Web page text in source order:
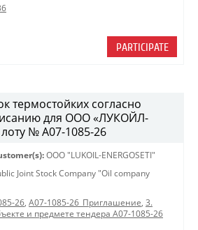
PARTICIPATE
термостойких согласно
для ООО «ЛУКОЙЛ-
№ A07-1085-26
OOO "LUKOIL-ENERGOSETI"
Joint Stock Company "Oil company
26, A07-1085-26_Приглашение, 3.
и предмете тендера A07-1085-26